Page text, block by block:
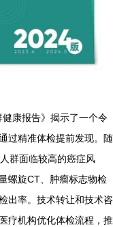
康报告》揭示了一个令
过精准体检提前发现。随
群面临较高的癌症风
螺旋CT、肿瘤标志物检
出率。技术转让和技术咨
疗机构优化体检流程，推